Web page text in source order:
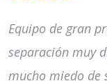
Equipo de gran
separación muy
mucho miedo de